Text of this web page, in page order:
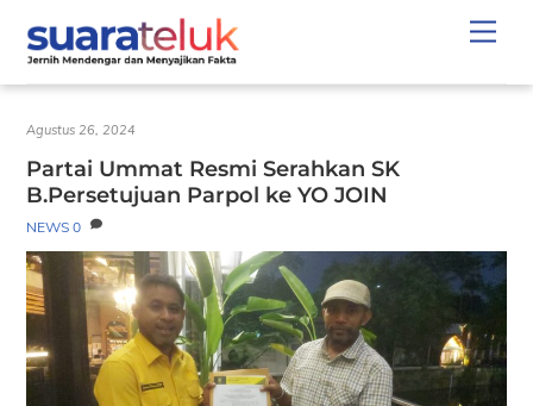
content
Agustus 26, 2024
Partai Ummat Resmi Serahkan SK
B.Persetujuan Parpol ke YO JOIN
NEWS 0